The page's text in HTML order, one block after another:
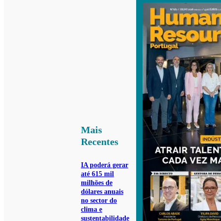
Mais
Recentes
IA poderá gerar
até 615 mil
milhões de
dólares anuais
no sector do
clima e
sustentabilidade